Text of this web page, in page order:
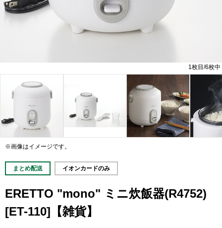
1枚目/6枚中
※画像はイメージです。
まとめ配送 イオンカードのみ
ERETTO "mono" ミニ炊飯器(R4752)
[ET-110]【雑貨】